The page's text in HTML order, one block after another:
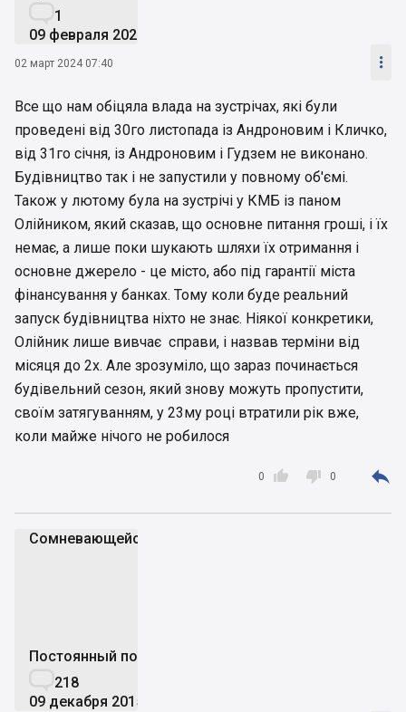
1
09 февраля 2024
02 март 2024 07:40 
Все що нам обіцяла влада на зустрічах, які були
проведені від 30го листопада із Андроновим і Кличко,
від 31го січня, із Андроновим і Гудзем не виконано.
Будівництво так і не запустили у повному об'ємі.
Також у лютому була на зустрічі у КМБ із паном
Олійником, який сказав, що основне питання гроші, і їх
немає, а лише поки шукають шляхи їх отримання і
основне джерело - це місто, або під гарантії міста
фінансування у банках. Тому коли буде реальний
запуск будівництва ніхто не знає. Ніякої конкретики,
Олійник лише вивчає справи, і назвав терміни від
місяця до 2х. Але зрозуміло, що зараз починається
будівельний сезон, який знову можуть пропустити,
своїм затягуванням, у 23му році втратили рік вже,
коли майже нічого не робилося

0  0 
Cомневающейся2
Постоянный пользователь
218
09 декабря 2015